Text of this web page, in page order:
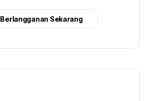
Berlangganan Sekarang